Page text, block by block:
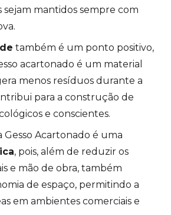
sejam mantidos sempre com
também é um ponto positivo,
acartonado é um material
menos resíduos durante a
para a construção de
e conscientes.
Gesso Acartonado é uma
, pois, além de reduzir os
e mão de obra, também
de espaço, permitindo a
em ambientes comerciais e